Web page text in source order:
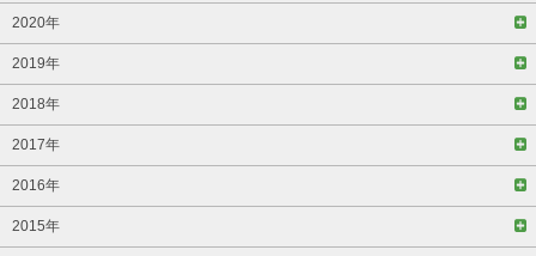
2020年
2019年
2018年
2017年
2016年
2015年